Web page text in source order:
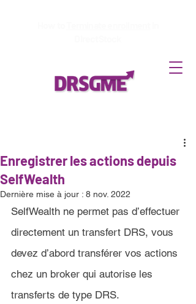
Enregistrer les actions depuis
SelfWealth
Dernière mise à jour : 8 nov. 2022
SelfWealth ne permet pas d’effectuer
directement un transfert DRS, vous
devez d’abord transférer vos actions
chez un broker qui autorise les
transferts de type DRS.